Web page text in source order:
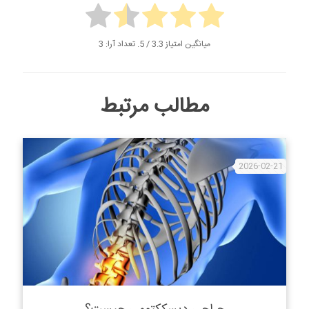
میانگین امتیاز 3.3/ 5. تعداد آرا: 3
مطالب مرتبط
2026-02-21